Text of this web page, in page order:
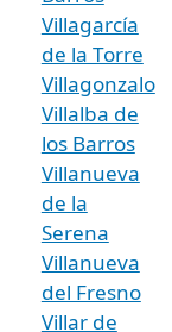
Villagarcía
de la Torre
Villagonzalo
Villalba de
los Barros
Villanueva
de la
Serena
Villanueva
del Fresno
Villar de